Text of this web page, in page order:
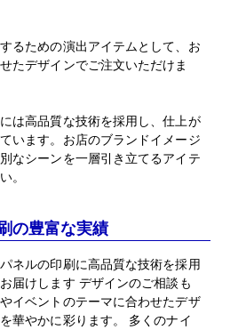
るための演出アイテムとして、お
たデザインでご注文いただけま
は高品質な技術を採用し、仕上が
います。お店のブランドイメージ
なシーンを一層引き立てるアイテ
。
の豊富な実績
ネルの印刷に高品質な技術を採用
届けします デザインのご相談も
イベントのテーマに合わせたデザ
華やかに彩ります。 多くのナイ